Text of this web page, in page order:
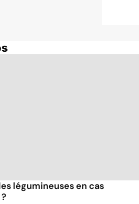
légumineuses en cas